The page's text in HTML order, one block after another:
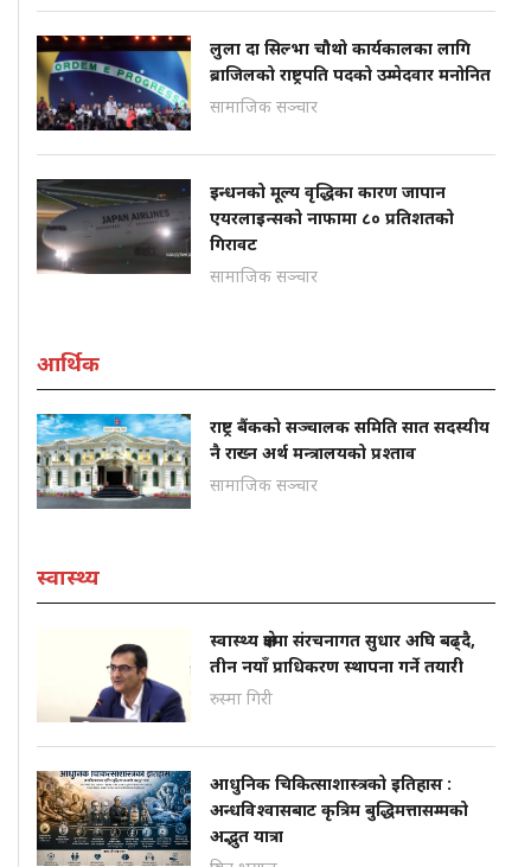
लुला दा सिल्भा चौथो कार्यकालका लागि
ब्राजिलको राष्ट्रपति पदको उम्मेदवार मनोनित
सामाजिक सञ्चार
इन्धनको मूल्य वृद्धिका कारण जापान
एयरलाइन्सको नाफामा ८० प्रतिशतको
गिरावट
सामाजिक सञ्चार
आर्थिक
राष्ट्र बैंकको सञ्चालक समिति सात सदस्यीय
नै राख्न अर्थ मन्त्रालयको प्रश्ताव
सामाजिक सञ्चार
स्वास्थ्य
स्वास्थ्य क्षेत्रमा संरचनागत सुधार अघि बढ्दै,
तीन नयाँ प्राधिकरण स्थापना गर्ने तयारी
रुस्मा गिरी
आधुनिक चिकित्साशास्त्रको इतिहास :
अन्धविश्वासबाट कृत्रिम बुद्धिमत्तासम्मको
अद्भुत यात्रा